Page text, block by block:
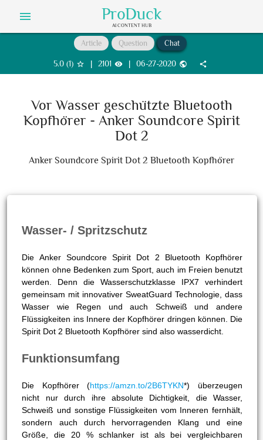
menu ProDuck
AI CONTENT HUB
Article Question Chat
5.0(1) star_border | 2101 visibility | 06-27-2020 public share
Vor Wasser geschützte Bluetooth
Kopfhörer - Anker Soundcore Spirit
Dot 2
Anker Soundcore Spirit Dot 2 Bluetooth Kopfhörer
Wasser- / Spritzschutz
Die Anker Soundcore Spirit Dot 2 Bluetooth Kopfhörer
können ohne Bedenken zum Sport, auch im Freien benutzt
werden. Denn die Wasserschutzklasse IPX7 verhindert
gemeinsam mit innovativer SweatGuard Technologie, dass
Wasser wie Regen und auch Schweiß und andere
Flüssigkeiten ins Innere der Kopfhörer dringen können. Die
Spirit Dot 2 Bluetooth Kopfhörer sind also wasserdicht.
Funktionsumfang
Die Kopfhörer (https://amzn.to/2B6TYKN*) überzeugen
nicht nur durch ihre absolute Dichtigkeit, die Wasser,
Schweiß und sonstige Flüssigkeiten vom Inneren fernhält,
sondern auch durch hervorragenden Klang und eine
Größe, die 20 % schlanker ist als bei vergleichbaren